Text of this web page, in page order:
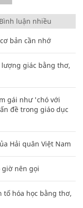
Bình luận nhiều
bản cần nhớ
lượng giác bằng thơ,
gái như 'chó với
đề trong giáo dục
Hải quân Việt Nam
giờ nên gọi
tố hóa học bằng thơ,